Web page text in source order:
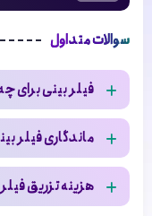
سوالات متداول
فیلر بینی
فیلر بینی بهتر است برای سنین
ماندگاری فیلر
ماندگاری فیلر بینی
تزریق توسط پزشک و
هزینه تزریق